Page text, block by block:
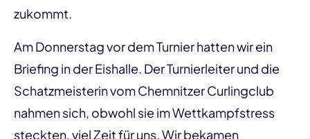
zukommt.
Am Donnerstag vor dem Turnier hatten wir ein
Briefing in der Eishalle. Der Turnierleiter und die
Schatzmeisterin vom Chemnitzer Curlingclub
nahmen sich, obwohl sie im Wettkampfstress
steckten, viel Zeit für uns. Wir bekamen